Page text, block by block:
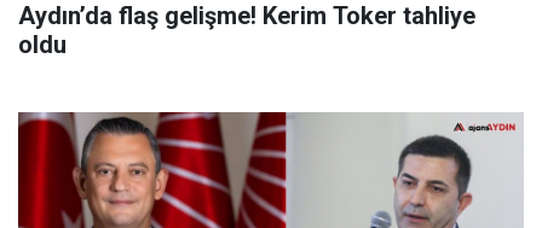
Aydın’da flaş gelişme! Kerim Toker tahliye
oldu